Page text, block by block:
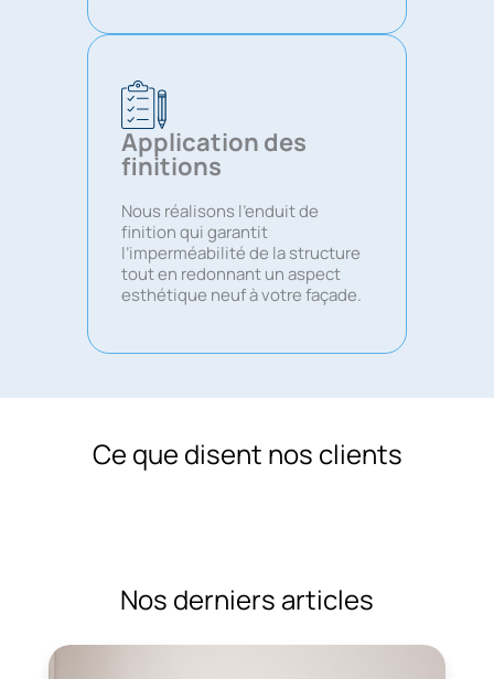
Application des
finitions
Nous réalisons l’enduit de
finition qui garantit
l’imperméabilité de la structure
tout en redonnant un aspect
esthétique neuf à votre façade.
Ce que disent nos clients
Nos derniers articles